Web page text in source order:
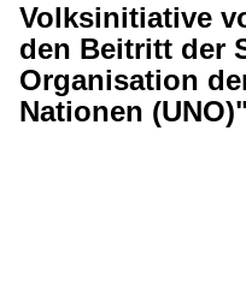
Volksinitiative
den Beitritt der
Organisation
Nationen (UNO)"